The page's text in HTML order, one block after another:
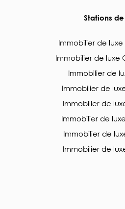
Stations de
Immobilier de
Immobilier de luxe
Immobilier de
Immobilier de
Immobilier de
Immobilier de
Immobilier de
Immobilier de